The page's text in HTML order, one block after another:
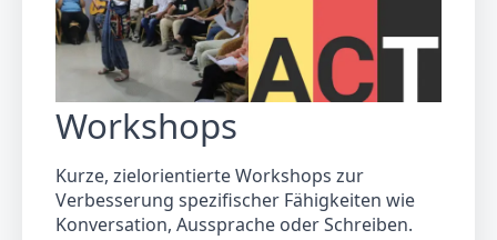
Workshops
Kurze, zielorientierte Workshops zur
Verbesserung spezifischer Fähigkeiten wie
Konversation, Aussprache oder Schreiben.